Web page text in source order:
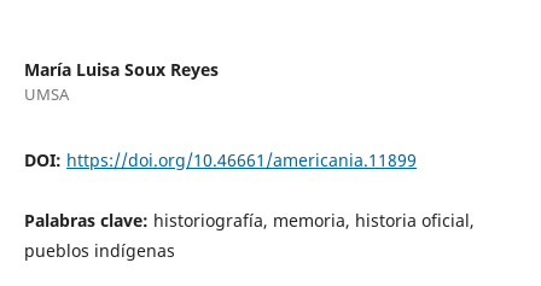
María Luisa Soux Reyes
UMSA
DOI: https://doi.org/10.46661/americania.11899
Palabras clave: historiografía, memoria, historia oficial,
pueblos indígenas